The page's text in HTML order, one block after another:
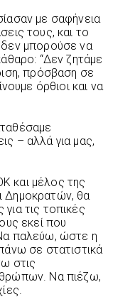
με σαφήνεια
τους, και το
μπορούσε να
“Δεν ζητάμε
πρόσβαση σε
όρθιοι και να
– αλλά για μας,
και μέλος της
Δημοκρατών, θα
τις τοπικές
εκεί που
παλεύω, ώστε η
σε στατιστικά
στις
Να πιέζω,